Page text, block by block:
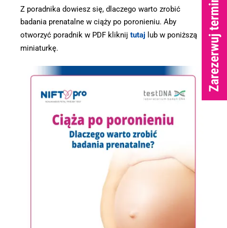
Z poradnika dowiesz się, dlaczego warto zrobić
badania prenatalne w ciąży po poronieniu. Aby
otworzyć poradnik w PDF kliknij tutaj lub w poniższą
miniaturkę.